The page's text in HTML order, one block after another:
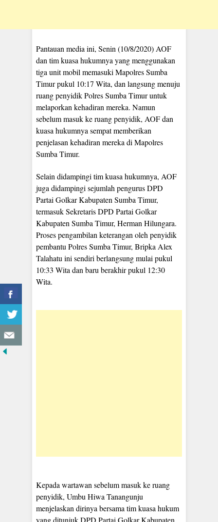
Pantauan media ini, Senin (10/8/2020) AOF
dan tim kuasa hukumnya yang menggunakan
tiga unit mobil memasuki Mapolres Sumba
Timur pukul 10:17 Wita, dan langsung menuju
ruang penyidik Polres Sumba Timur untuk
melaporkan kehadiran mereka. Namun
sebelum masuk ke ruang penyidik, AOF dan
kuasa hukumnya sempat memberikan
penjelasan kehadiran mereka di Mapolres
Sumba Timur.
Selain didampingi tim kuasa hukumnya, AOF
juga didampingi sejumlah pengurus DPD
Partai Golkar Kabupaten Sumba Timur,
termasuk Sekretaris DPD Partai Golkar
Kabupaten Sumba Timur, Herman Hilungara.
Proses pengambilan keterangan oleh penyidik
pembantu Polres Sumba Timur, Bripka Alex
Talahatu ini sendiri berlangsung mulai pukul
10:33 Wita dan baru berakhir pukul 12:30
Wita.
Kepada wartawan sebelum masuk ke ruang
penyidik, Umbu Hiwa Tanangunju
menjelaskan dirinya bersama tim kuasa hukum
yang ditunjuk DPD Partai Golkar Kabupaten